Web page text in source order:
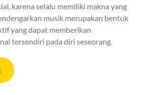
karena selalu memiliki makna yang
musik merupakan bentuk
yang dapat memberikan
tersendiri pada diri seseorang.